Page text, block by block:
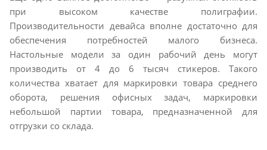
при высоком качестве полиграфии.
Производительности девайса вполне достаточно для
обеспечения потребностей малого бизнеса.
Настольные модели за один рабочий день могут
производить от 4 до 6 тысяч стикеров. Такого
количества хватает для маркировки товара среднего
оборота, решения офисных задач, маркировки
небольшой партии товара, предназначенной для
отгрузки со склада.